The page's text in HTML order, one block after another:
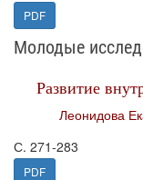
PDF
Молодые
Развитие
Леонидова
С. 271-283
PDF